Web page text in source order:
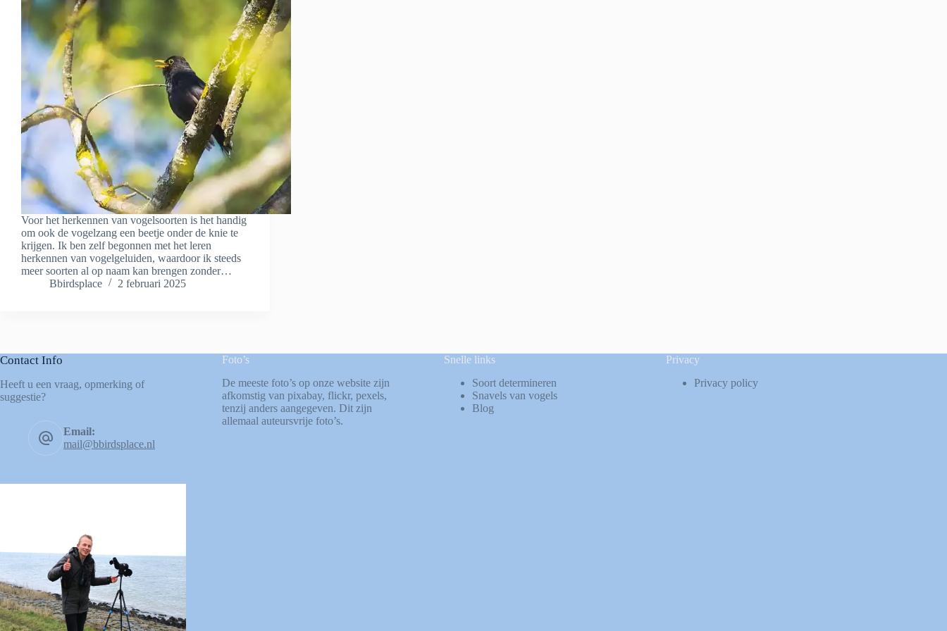
Voor het herkennen van vogelsoorten is het handig
om ook de vogelzang een beetje onder de knie te
krijgen. Ik ben zelf begonnen met het leren
herkennen van vogelgeluiden, waardoor ik steeds
meer soorten al op naam kan brengen zonder…
Bbirdsplace
2 februari 2025
Contact Info
Heeft u een vraag, opmerking of
suggestie?
Email:
mail@bbirdsplace.nl
Foto’s
De meeste foto’s op onze website zijn
afkomstig van pixabay, flickr, pexels,
tenzij anders aangegeven. Dit zijn
allemaal auteursvrije foto’s.
Snelle links
Soort determineren
Snavels van vogels
Blog
Privacy
Privacy policy